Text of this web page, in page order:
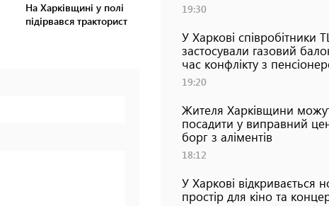
На Харківщині у полі
підірвався тракторист
19:30
У Харкові співробітники
застосували газовий
час конфлікту з
19:20
Жителя Харківщини
посадити у виправний
борг з аліментів
18:12
У Харкові відкривається
простір для кіно та